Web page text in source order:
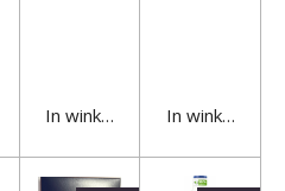
In winkelwagenIn